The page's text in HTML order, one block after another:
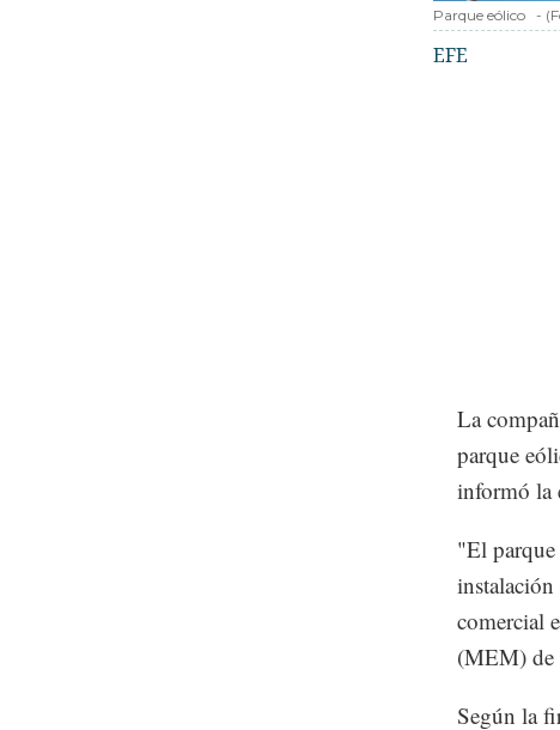
Parque eólico -
EFE
La
parque
informó la
"El
comercial
(MEM) de
Según la